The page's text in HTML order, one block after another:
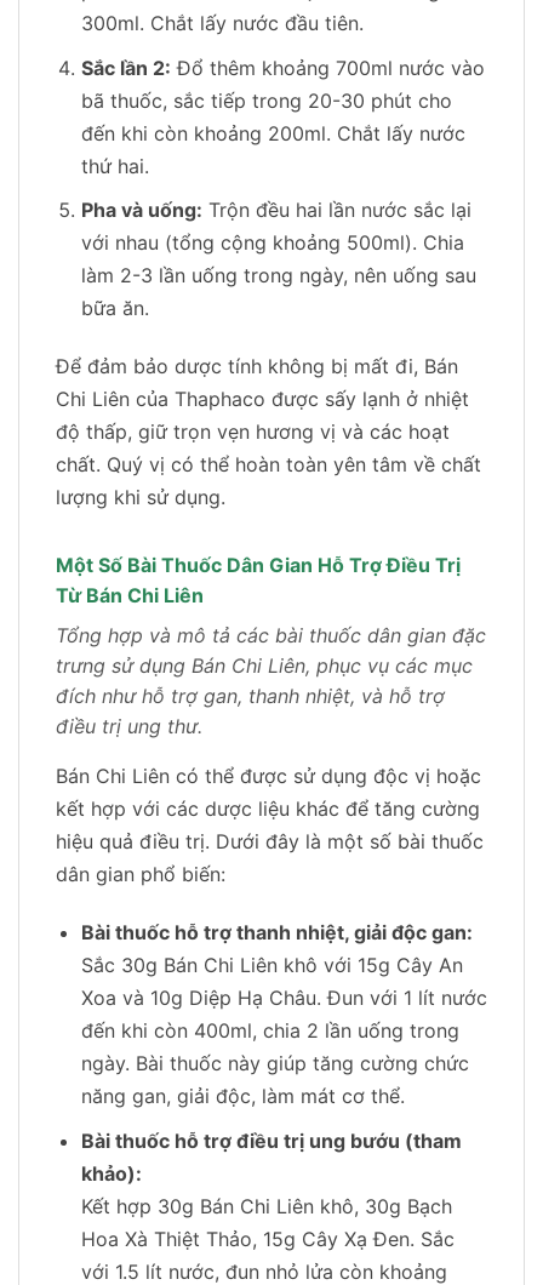
300ml. Chắt lấy nước đầu tiên.
Sắc lần 2: Đổ thêm khoảng 700ml nước vào
bã thuốc, sắc tiếp trong 20-30 phút cho
đến khi còn khoảng 200ml. Chắt lấy nước
thứ hai.
Pha và uống: Trộn đều hai lần nước sắc lại
với nhau (tổng cộng khoảng 500ml). Chia
làm 2-3 lần uống trong ngày, nên uống sau
bữa ăn.
Để đảm bảo dược tính không bị mất đi, Bán
Chi Liên của Thaphaco được sấy lạnh ở nhiệt
độ thấp, giữ trọn vẹn hương vị và các hoạt
chất. Quý vị có thể hoàn toàn yên tâm về chất
lượng khi sử dụng.
Một Số Bài Thuốc Dân Gian Hỗ Trợ Điều Trị
Từ Bán Chi Liên
Tổng hợp và mô tả các bài thuốc dân gian đặc
trưng sử dụng Bán Chi Liên, phục vụ các mục
đích như hỗ trợ gan, thanh nhiệt, và hỗ trợ
điều trị ung thư.
Bán Chi Liên có thể được sử dụng độc vị hoặc
kết hợp với các dược liệu khác để tăng cường
hiệu quả điều trị. Dưới đây là một số bài thuốc
dân gian phổ biến:
Bài thuốc hỗ trợ thanh nhiệt, giải độc gan:
Sắc 30g Bán Chi Liên khô với 15g Cây An
Xoa và 10g Diệp Hạ Châu. Đun với 1 lít nước
đến khi còn 400ml, chia 2 lần uống trong
ngày. Bài thuốc này giúp tăng cường chức
năng gan, giải độc, làm mát cơ thể.
Bài thuốc hỗ trợ điều trị ung bướu (tham
khảo):
Kết hợp 30g Bán Chi Liên khô, 30g Bạch
Hoa Xà Thiệt Thảo, 15g Cây Xạ Đen. Sắc
với 1.5 lít nước, đun nhỏ lửa còn khoảng